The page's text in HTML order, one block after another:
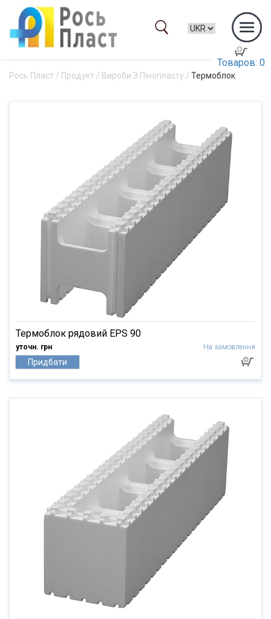
Товаров: 0
Рось Пласт / Продукт / Вироби З Пінопласту / Термоблок
Термоблок рядовий EPS 90
уточн. грн На замовлення
Придбати